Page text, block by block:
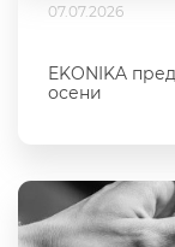
07.07.2026
EKONIKA
осени